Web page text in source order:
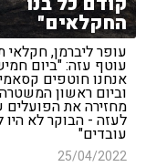
החקלאים"
עופר ליברמן, חקלאי
עוטף עזה: "ביום
אנחנו חוטפים
וביום ראשון המשטרה
מחזירה את הפועלים
לעזה - הבוקר לא היו
עובדים"
25/04/2022